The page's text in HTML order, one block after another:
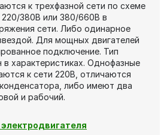
к трехфазной сети по схеме
220/380В или 380/660В в
сети. Либо одинарное
Для мощных двигателей
подключение. Тип
в характеристиках. Однофазные
к сети 220В, отличаются
либо имеют два
и рабочий.